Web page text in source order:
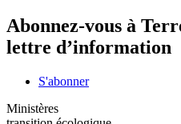
Abonnez-vous à
lettre d’information
S'abonner
Ministères